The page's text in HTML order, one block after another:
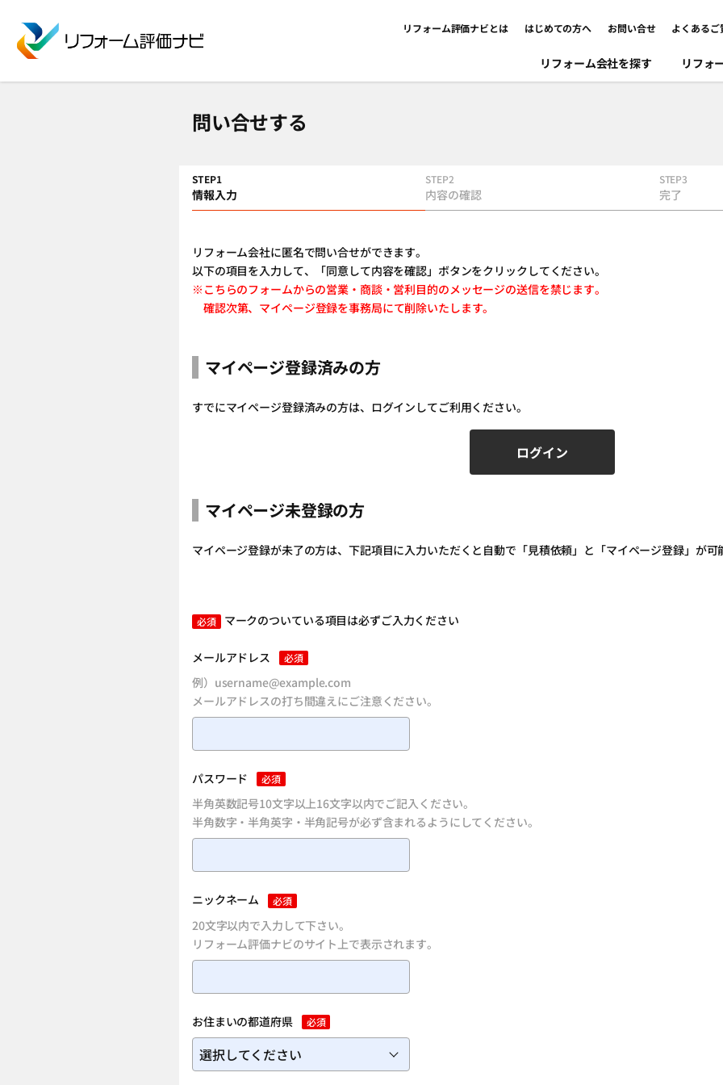
リフォーム評価ナビとは はじめての方へ お問い合せ よくあるご
リフォーム会社を探す リフォ
問い合せする
STEP1
情報入力
STEP2
内容の確認
STEP3
完了
リフォーム会社に匿名で問い合せができます。
以下の項目を入力して、「同意して内容を確認」ボタンをクリックしてください。
※こちらのフォームからの営業・商談・営利目的のメッセージの送信を禁じます。
確認次第、マイページ登録を事務局にて削除いたします。
マイページ登録済みの方
すでにマイページ登録済みの方は、ログインしてご利用ください。
ログイン
マイページ未登録の方
マイページ登録が未了の方は、下記項目に入力いただくと自動で「見積依頼」と「マイページ登録」が可
必須 マークのついている項目は必ずご入力ください
メールアドレス 必須
例）username@example.com
メールアドレスの打ち間違えにご注意ください。
パスワード 必須
半角英数記号10文字以上16文字以内でご記入ください。
半角数字・半角英字・半角記号が必ず含まれるようにしてください。
ニックネーム 必須
20文字以内で入力して下さい。
リフォーム評価ナビのサイト上で表示されます。
お住まいの都道府県 必須